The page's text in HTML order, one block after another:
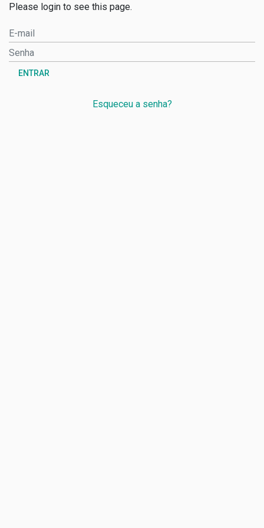
Please login to see this page.
ENTRAR
Esqueceu a senha?